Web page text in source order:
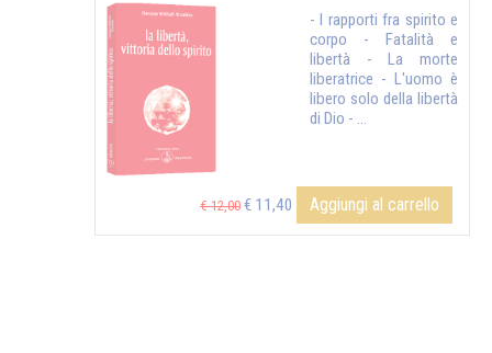
- I rapporti fra spirito e
corpo - Fatalità e
libertà - La morte
liberatrice - L'uomo è
libero solo della libertà
di Dio - ...
€ 12,00 € 11,40 Aggiungi al carrello